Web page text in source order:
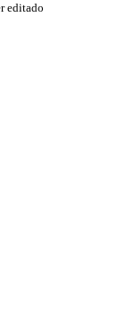
editado